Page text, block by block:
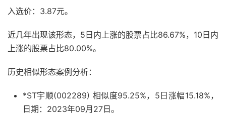
入选价：3.87元。
近几年出现该形态，5日内上涨的股票占比86.67%，10日内
上涨的股票占比80.00%。
历史相似形态案例分析：
*ST宇顺(002289) 相似度95.25%，5日涨幅15.18%，
日期：2023年09月27日。